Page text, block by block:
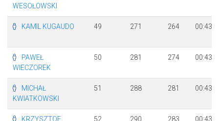
WESOŁOWSKI
KAMIL KUGAUDO 49 271 264
PAWEŁ
WIECZOREK
50 281 274
MICHAŁ
KWIATKOWSKI
51 288 281
KRZYSZTOF 52 290 283